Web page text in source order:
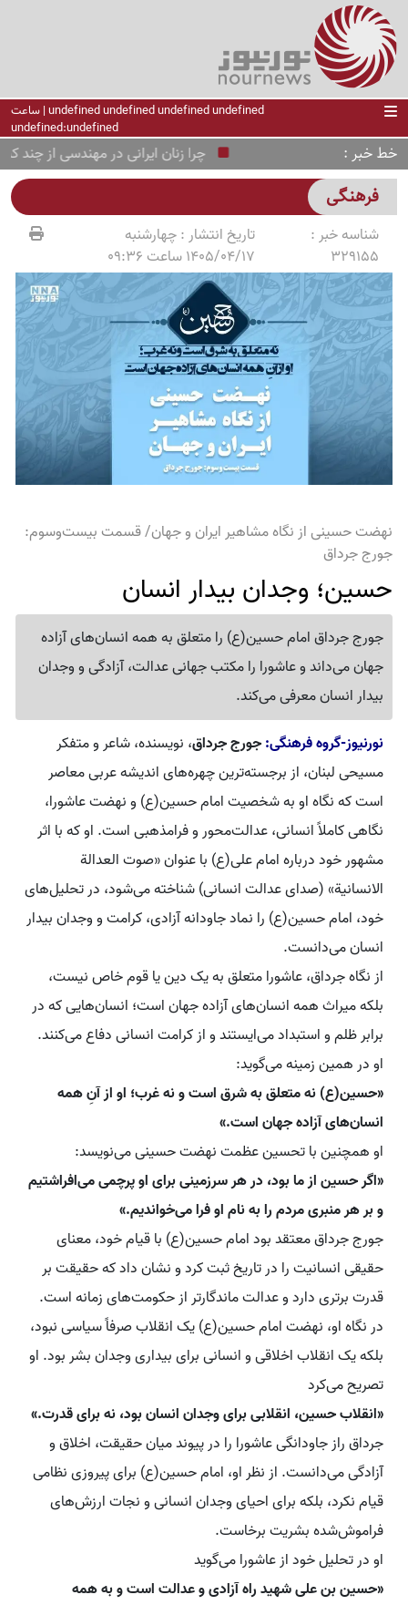
undefined undefined undefined undefined | ساعت
undefined:undefined
خط خبر چرا زنان ایرانی در مهندسی از چند کشور
فرهنگی
شناسه خبر :
329155
تاریخ انتشار :چهارشنبه
1405/04/17 ساعت 09:36
نهضت حسینی از نگاه مشاهیر ایران و جهان/ قسمت بیست‌وسوم:
جورج جرداق
حسین؛ وجدان بیدار انسان
جورج جرداق امام حسین(ع) را متعلق به همه انسان‌های آزاده
جهان می‌داند و عاشورا را مکتب جهانی عدالت، آزادگی و وجدان
بیدار انسان معرفی می‌کند.
نورنیوز-گروه فرهنگی:جورج جرداق، نویسنده، شاعر و متفکر
مسیحی لبنان، از برجسته‌ترین چهره‌های اندیشه عربی معاصر
است که نگاه او به شخصیت امام حسین(ع) و نهضت عاشورا،
نگاهی کاملاً انسانی، عدالت‌محور و فرامذهبی است. او که با اثر
مشهور خود درباره امام علی(ع) با عنوان «صوت العدالة
الانسانیة» (صدای عدالت انسانی) شناخته می‌شود، در تحلیل‌های
خود، امام حسین(ع) را نماد جاودانه آزادی، کرامت و وجدان بیدار
انسان می‌دانست.
از نگاه جرداق، عاشورا متعلق به یک دین یا قوم خاص نیست،
بلکه میراث همه انسان‌های آزاده جهان است؛ انسان‌هایی که در
برابر ظلم و استبداد می‌ایستند و از کرامت انسانی دفاع می‌کنند.
او در همین زمینه می‌گوید:
«حسین(ع) نه متعلق به شرق است و نه غرب؛ او از آنِ همه
انسان‌های آزاده جهان است.»
او همچنین با تحسین عظمت نهضت حسینی می‌نویسد:
«اگر حسین از ما بود، در هر سرزمینی برای او پرچمی می‌افراشتیم
و بر هر منبری مردم را به نام او فرا می‌خواندیم.»
جورج جرداق معتقد بود امام حسین(ع) با قیام خود، معنای
حقیقی انسانیت را در تاریخ ثبت کرد و نشان داد که حقیقت بر
قدرت برتری دارد و عدالت ماندگارتر از حکومت‌های زمانه است.
در نگاه او، نهضت امام حسین(ع) یک انقلاب صرفاً سیاسی نبود،
بلکه یک انقلاب اخلاقی و انسانی برای بیداری وجدان بشر بود. او
تصریح می‌کرد
«انقلاب حسین، انقلابی برای وجدان انسان بود، نه برای قدرت.»
جرداق راز جاودانگی عاشورا را در پیوند میان حقیقت، اخلاق و
آزادگی می‌دانست. از نظر او، امام حسین(ع) برای پیروزی نظامی
قیام نکرد، بلکه برای احیای وجدان انسانی و نجات ارزش‌های
فراموش‌شده بشریت برخاست.
او در تحلیل خود از عاشورا می‌گوید
«حسین بن علی شهید راه آزادی و عدالت است و به همه